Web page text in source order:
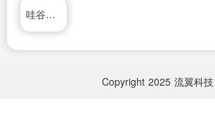
哇谷科技有限公司
Copyright 2025 流翼科技